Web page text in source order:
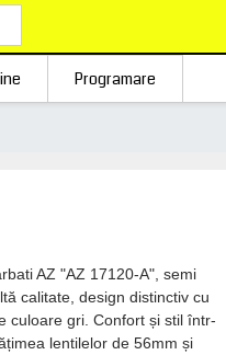
Programare
AZ "AZ 17120-A", semi
calitate, design distinctiv cu
culoare gri. Confort și stil într-
lentilelor de 56mm și